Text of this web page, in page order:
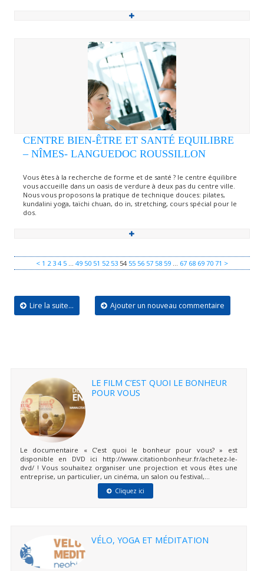
CENTRE BIEN-ÊTRE ET SANTÉ EQUILIBRE
– NÎMES- LANGUEDOC ROUSSILLON
Vous êtes à la recherche de forme et de santé ? le centre équilibre
vous accueille dans un oasis de verdure à deux pas du centre ville.
Nous vous proposons la pratique de technique douces: pilates,
kundalini yoga, taïchi chuan, do in, stretching, cours spécial pour le
dos.
< 1 2 3 4 5 49 50 51 52 53 54 55 56 57 58 59 67 68 69 70 71 >
Lire la suite... Ajouter un nouveau commentaire
LE FILM C’EST QUOI LE BONHEUR
POUR VOUS
Le documentaire « C’est quoi le bonheur pour vous? » est
disponible en DVD ici http://www.citationbonheur.fr/achetez-le-
dvd/ ! Vous souhaitez organiser une projection et vous êtes une
entreprise, un particulier, un cinéma, un salon ou festival,...
Cliquez ici
VÉLO, YOGA ET MÉDITATION